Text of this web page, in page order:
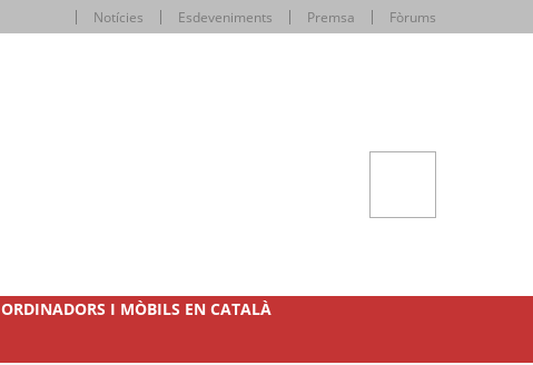
Notícies Esdeveniments Premsa Fòrums
ORDINADORS I MÒBILS EN CATALÀ